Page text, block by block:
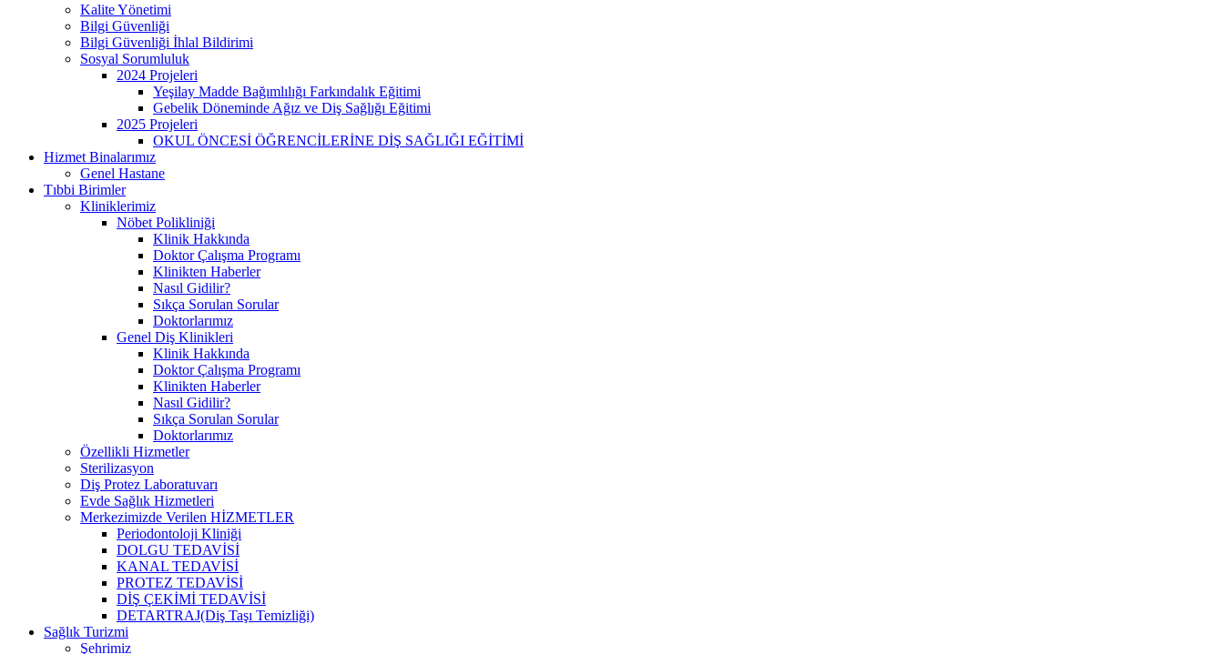
Kalite Yönetimi
Bilgi Güvenliği
Bilgi Güvenliği İhlal Bildirimi
Sosyal Sorumluluk
2024 Projeleri
Yeşilay Madde Bağımlılığı Farkındalık Eğitimi
Gebelik Döneminde Ağız ve Diş Sağlığı Eğitimi
2025 Projeleri
OKUL ÖNCESİ ÖĞRENCİLERİNE DİŞ SAĞLIĞI EĞİTİMİ
Hizmet Binalarımız
Genel Hastane
Tıbbi Birimler
Kliniklerimiz
Nöbet Polikliniği
Klinik Hakkında
Doktor Çalışma Programı
Klinikten Haberler
Nasıl Gidilir?
Sıkça Sorulan Sorular
Doktorlarımız
Genel Diş Klinikleri
Klinik Hakkında
Doktor Çalışma Programı
Klinikten Haberler
Nasıl Gidilir?
Sıkça Sorulan Sorular
Doktorlarımız
Özellikli Hizmetler
Sterilizasyon
Diş Protez Laboratuvarı
Evde Sağlık Hizmetleri
Merkezimizde Verilen HİZMETLER
Periodontoloji Kliniği
DOLGU TEDAVİSİ
KANAL TEDAVİSİ
PROTEZ TEDAVİSİ
DİŞ ÇEKİMİ TEDAVİSİ
DETARTRAJ(Diş Taşı Temizliği)
Sağlık Turizmi
Şehrimiz